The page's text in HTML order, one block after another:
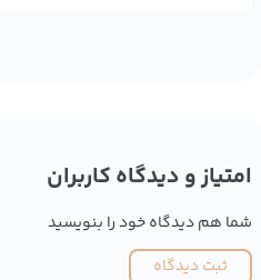
امتیاز و دیدگاه کاربران
شما هم دیدگاه خود را بنویسید
ثبت دیدگاه